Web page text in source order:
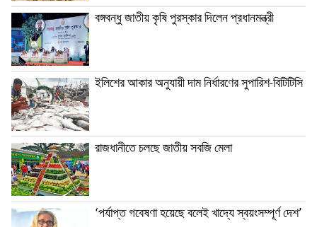
বঙ্গবন্ধু জাতীয় কৃষি পুরস্কার দিলেন প্রধানমন্ত্রী
ইলিশের আকার অনুযায়ী দাম নির্ধারণের সুপারিশ-বিটিটিসি
রাজধানীতে চলছে জাতীয় সবজি মেলা
‘পর্যাপ্ত গবেষণা হয়েছে বলেই খাদ্যে স্বয়ংসম্পূর্ণ দেশ’